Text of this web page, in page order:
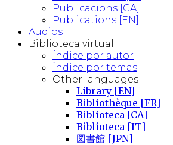
Publicacions [CA]
Publications [EN]
Audios
Biblioteca virtual
Índice por autor
Índice por temas
Other languages
Library [EN]
Bibliothèque [FR]
Biblioteca [CA]
Biblioteca [IT]
図書館 [JPN]